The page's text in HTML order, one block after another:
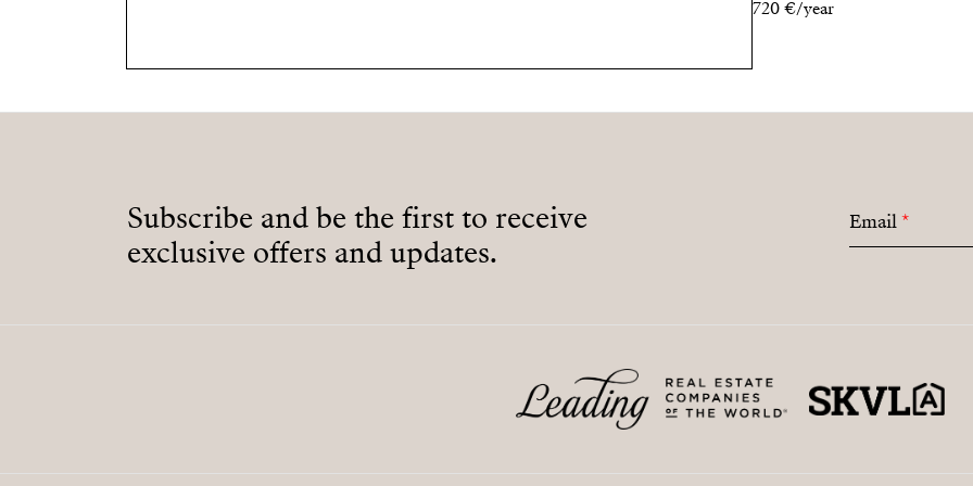
720 €/year
Subscribe and be the first to receive
exclusive offers and updates.
Email*